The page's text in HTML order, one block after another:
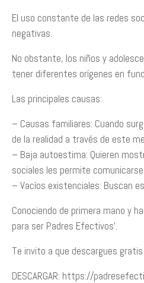
El uso constante de las redes
negativas.
No obstante, los niños y
tener diferentes orígenes en
Las principales causas:
– Causas familiares: Cuando
de la realidad a través de este
– Baja autoestima: Quieren
sociales les permite
– Vacíos existenciales: Buscan
Conociendo de primera mano y
para ser Padres Efectivos’.
Te invito a que descargues gratis
DESCARGAR: https://